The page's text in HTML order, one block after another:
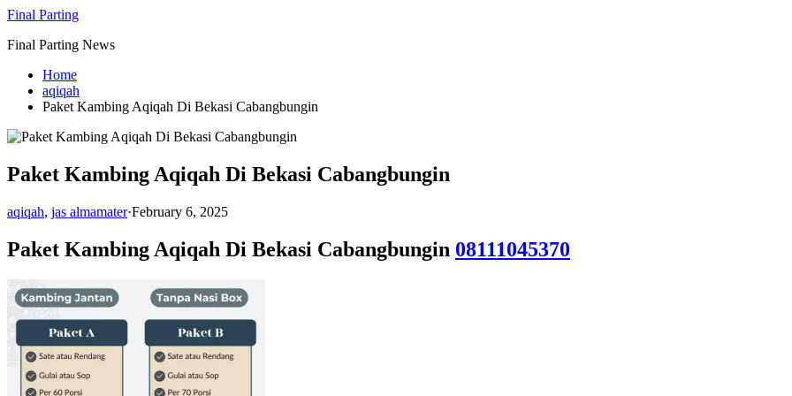
Skip
content
Final Parting
Final Parting News
Home
aqiqah
Paket Kambing Aqiqah Di Bekasi Cabangbungin
Paket Kambing Aqiqah Di Bekasi Cabangbungin
aqiqah, jas almamater·February 6, 2025
Paket Kambing Aqiqah Di Bekasi Cabangbungin 08111045370